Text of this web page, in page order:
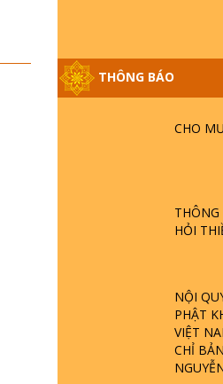
THÔNG BÁO
CHO
THÔNG
HỎI
NỘI
PHẬT
VIỆT
CHỈ
GIẢI ĐÁP
PHẬT
TTTD
GIẢI
TẠI SAO
LỤT -